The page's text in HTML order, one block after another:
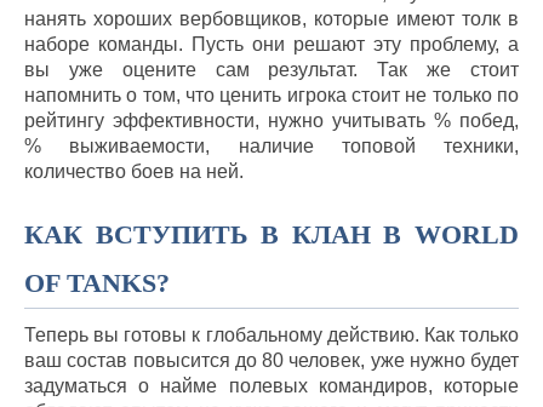
нанять хороших вербовщиков, которые имеют толк в
наборе команды. Пусть они решают эту проблему, а
вы уже оцените сам результат. Так же стоит
напомнить о том, что ценить игрока стоит не только по
рейтингу эффективности, нужно учитывать % побед,
% выживаемости, наличие топовой техники,
количество боев на ней.
КАК ВСТУПИТЬ В КЛАН В WORLD
OF TANKS?
Теперь вы готовы к глобальному действию. Как только
ваш состав повысится до 80 человек, уже нужно будет
задуматься о найме полевых командиров, которые